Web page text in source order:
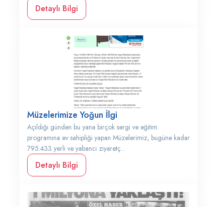
Detaylı Bilgi
Müzelerimize Yoğun İlgi
Açıldığı günden bu yana birçok sergi ve eğitim
programına ev sahipliği yapan Müzelerimiz, bugüne kadar
795.433 yerli ve yabancı ziyaretç...
Detaylı Bilgi